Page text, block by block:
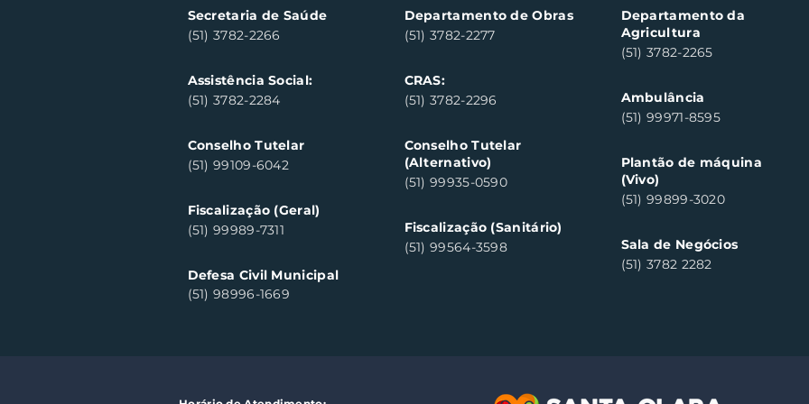
Clara do Sul
Secretaria de Saúde
(51) 3782-2266
Assistência Social:
(51) 3782-2284
Conselho Tutelar
(51) 99109-6042
Fiscalização (Geral)
(51) 99989-7311
Defesa Civil Municipal
(51) 98996-1669
Departamento de Obras
(51) 3782-2277
CRAS:
(51) 3782-2296
Conselho Tutelar
(Alternativo)
(51) 99935-0590
Fiscalização (Sanitário)
(51) 99564-3598
Departamento da
Agricultura
(51) 3782-2265
Ambulância
(51) 99971-8595
Plantão de máquina
(Vivo)
(51) 99899-3020
Sala de Negócios
(51) 3782 2282